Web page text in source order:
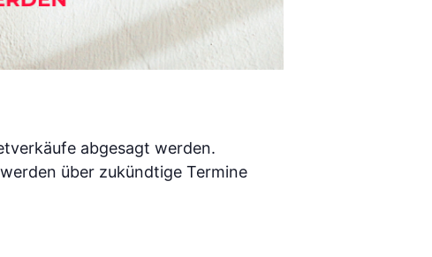
abgesagt werden.
über zukündtige Termine